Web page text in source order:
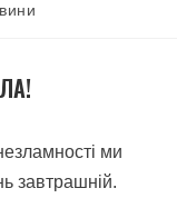
ми
завтрашній.